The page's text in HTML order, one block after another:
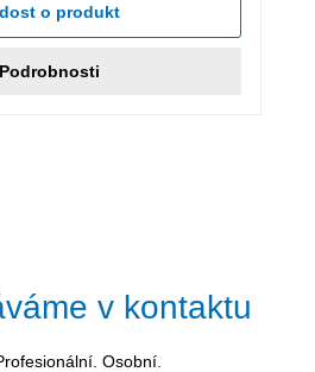
o produkt
Podrobnosti
v kontaktu
Osobní.